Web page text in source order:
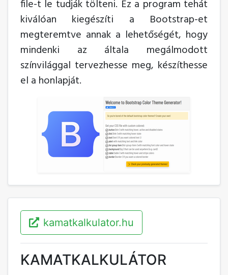
file-t le tudják tölteni. Ez a program tehát
kiválóan kiegészíti a Bootstrap-et
megteremtve annak a lehetőségét, hogy
mindenki az általa megálmodott
színvilággal tervezhesse meg, készíthesse
el a honlapját.
kamatkalkulator.hu
KAMATKALKULÁTOR